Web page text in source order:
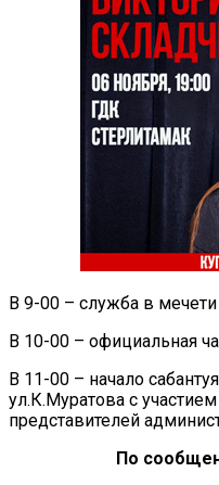
В 9-00 – служба в
В 10-00 – официальная
В 11-00 – начало
ул.К.Муратова с
представителей
По